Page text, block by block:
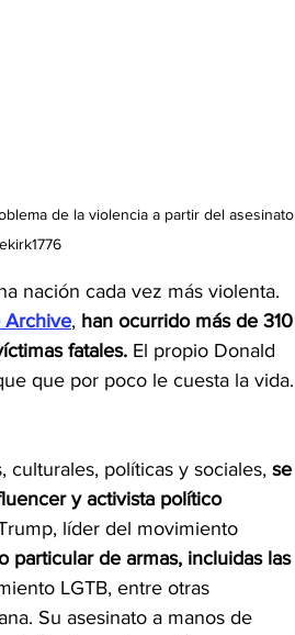
de la violencia a partir del asesinato
nación cada vez más violenta.
Archive, han ocurrido más de 310
fatales. El propio Donald
que por poco le cuesta la vida.
culturales, políticas y sociales, se
y activista político
líder del movimiento
particular de armas, incluidas las
LGTB, entre otras
Su asesinato a manos de